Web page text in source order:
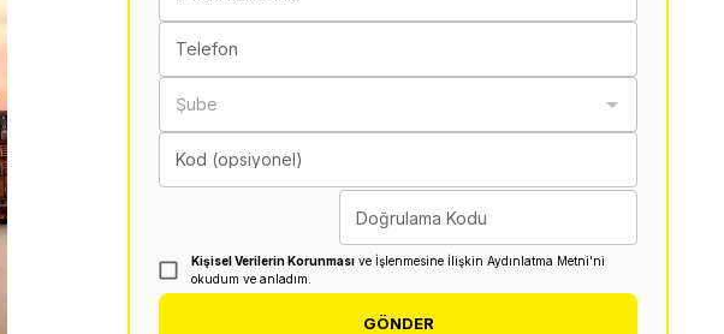
Telefon
Şube
Kod (opsiyonel)
Doğrulama Kodu
Kişisel Verilerin Korunması ve İşlenmesine İlişkin Aydınlatma Metni'ni
okudum ve anladım.
GÖNDER